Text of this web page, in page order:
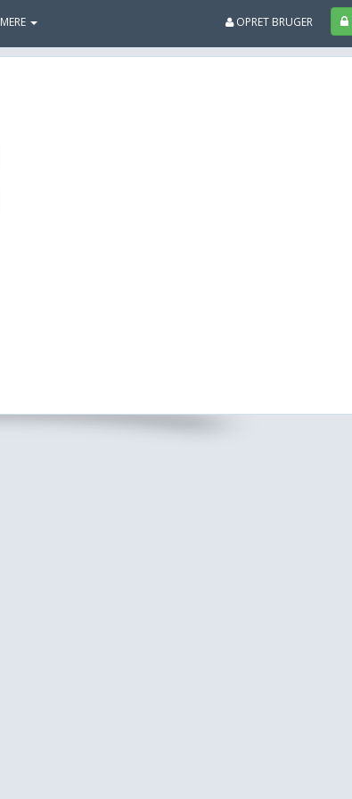
MERE OPRET BRUGER